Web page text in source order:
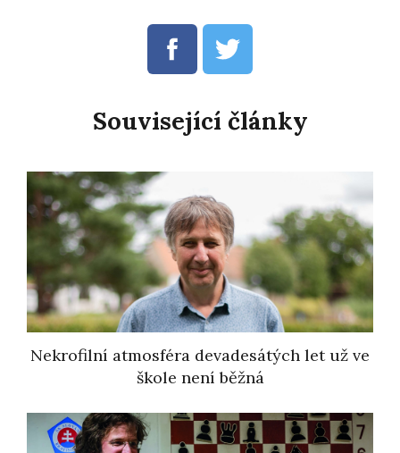
Související články
Nekrofilní atmosféra devadesátých let už ve
škole není běžná